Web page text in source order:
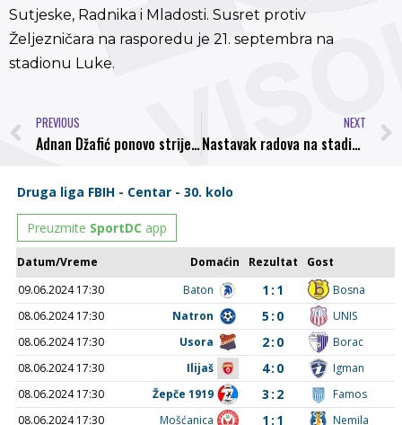
Sutjeske, Radnika i Mladosti. Susret protiv
Željezničara na rasporedu je 21. septembra na
stadionu Luke.
PREVIOUS
Adnan Džafić ponovo strijelac za MAS Taborsko
NEXT
Nastavak radova na stadionu Luke